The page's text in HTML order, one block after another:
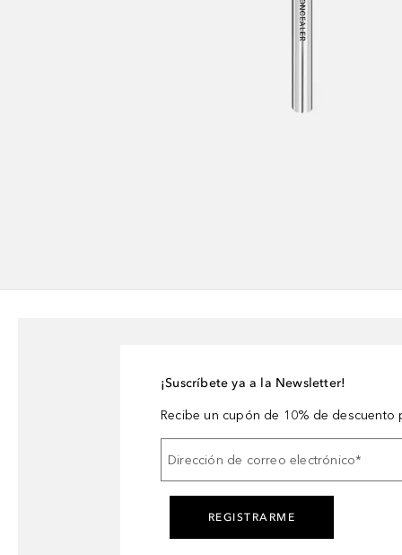
¡Suscríbete ya a la Newsletter!
Recibe un cupón de 10% de descuento
Dirección de correo electrónico*
REGISTRARME